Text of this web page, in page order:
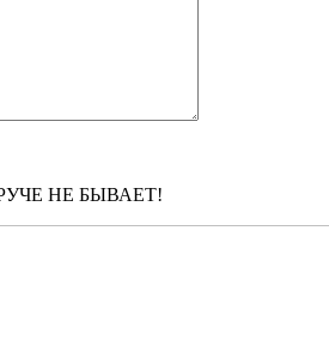
НЕ БЫВАЕТ!